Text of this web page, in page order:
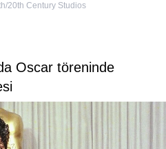
20th Century Studios
Oscar töreninde